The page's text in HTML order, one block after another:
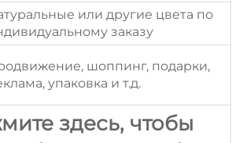
или другие цвета по
заказу
шоппинг, подарки,
упаковка и т.д.
здесь, чтобы